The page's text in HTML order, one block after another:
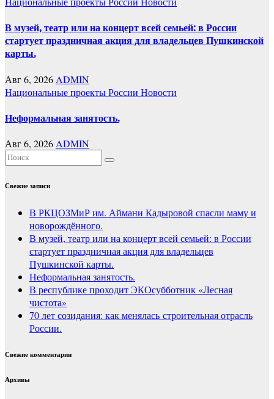
В музей, театр или на концерт всей семьей: в России
стартует праздничная акция для владельцев Пушкинской
карты.
Авг 6, 2026 ADMIN
Национальные проекты России Новости
Неформальная занятость.
Авг 6, 2026ADMIN
Свежие записи
В РКЦОЗМиР им. Аймани Кадыровой спасли маму и
новорождённого.
В музей, театр или на концерт всей семьей: в России
стартует праздничная акция для владельцев
Пушкинской карты.
Неформальная занятость.
В республике проходит ЭКОсубботник «Лесная
чистота»
70 лет созидания: как менялась строительная отрасль
России.
Свежие комментарии
Архивы